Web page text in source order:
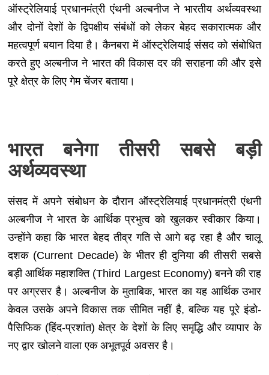
ऑस्ट्रेलियाई प्रधानमंत्री एंथनी अल्बनीज ने भारतीय अर्थव्यवस्था
और दोनों देशों के द्विपक्षीय संबंधों को लेकर बेहद सकारात्मक और
महत्वपूर्ण बयान दिया है। कैनबरा में ऑस्ट्रेलियाई संसद को संबोधित
करते हुए अल्बनीज ने भारत की विकास दर की सराहना की और इसे
पूरे क्षेत्र के लिए गेम चेंजर बताया।
भारत बनेगा तीसरी सबसे बड़ी
अर्थव्यवस्था
संसद में अपने संबोधन के दौरान ऑस्ट्रेलियाई प्रधानमंत्री एंथनी
अल्बनीज ने भारत के आर्थिक प्रभुत्व को खुलकर स्वीकार किया।
उन्होंने कहा कि भारत बेहद तीव्र गति से आगे बढ़ रहा है और चालू
दशक (Current Decade) के भीतर ही दुनिया की तीसरी सबसे
बड़ी आर्थिक महाशक्ति (Third Largest Economy) बनने की राह
पर अग्रसर है। अल्बनीज के मुताबिक, भारत का यह आर्थिक उभार
केवल उसके अपने विकास तक सीमित नहीं है, बल्कि यह पूरे इंडो-
पैसिफिक (हिंद-प्रशांत) क्षेत्र के देशों के लिए समृद्धि और व्यापार के
नए द्वार खोलने वाला एक अभूतपूर्व अवसर है।